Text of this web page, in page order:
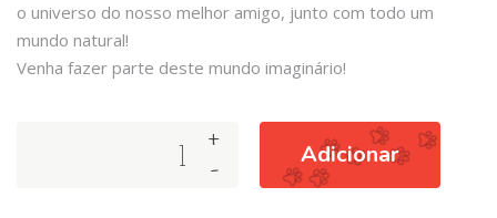
o universo do nosso melhor amigo, junto com todo um
mundo natural!
Venha fazer parte deste mundo imaginário!
-
+ Adicionar